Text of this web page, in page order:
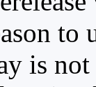
to
is